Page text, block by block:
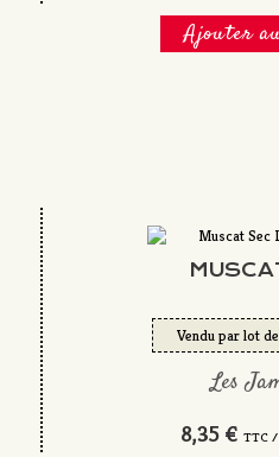
Ajouter
Vendu par lot
Les
8,35 € TTC /